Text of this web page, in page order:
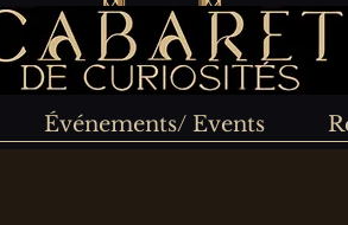
Événements/ Events